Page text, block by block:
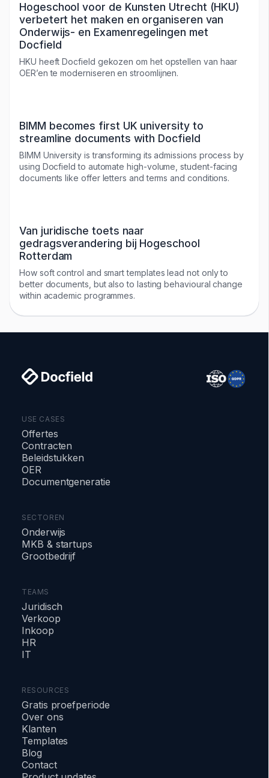
Hogeschool voor de Kunsten Utrecht (HKU)
verbetert het maken en organiseren van
Onderwijs- en Examenregelingen met
Docfield
HKU heeft Docfield gekozen om het opstellen van haar
OER’en te moderniseren en stroomlijnen.
BIMM becomes first UK university to
streamline documents with Docfield
BIMM University is transforming its admissions process by
using Docfield to automate high-volume, student-facing
documents like offer letters and terms and conditions.
Van juridische toets naar
gedragsverandering bij Hogeschool
Rotterdam
How soft control and smart templates lead not only to
better documents, but also to lasting behavioural change
within academic programmes.
USE CASES
Offertes
Contracten
Beleidstukken
OER
Documentgeneratie
SECTOREN
Onderwijs
MKB & startups
Grootbedrijf
TEAMS
Juridisch
Verkoop
Inkoop
HR
IT
RESOURCES
Gratis proefperiode
Over ons
Klanten
Templates
Blog
Contact